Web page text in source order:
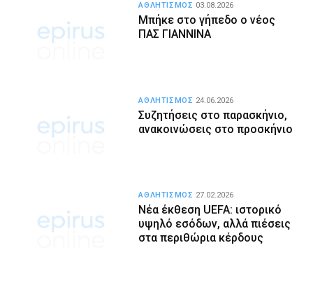
Μπήκε στο γήπεδο ο νέος
ΠΑΣ ΓΙΑΝΝΙΝΑ
ΑΘΛΗΤΙΣΜΟΣ 03.08.2026
Συζητήσεις στο παρασκήνιο,
ανακοινώσεις στο προσκήνιο
ΑΘΛΗΤΙΣΜΟΣ 24.06.2026
Νέα έκθεση UEFA: ιστορικό
υψηλό εσόδων, αλλά πιέσεις
στα περιθώρια κέρδους
ΑΘΛΗΤΙΣΜΟΣ 27.02.2026